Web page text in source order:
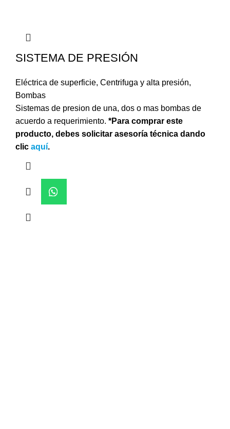
SISTEMA DE PRESIÓN
Eléctrica de superficie, Centrifuga y alta presión,
Bombas
Sistemas de presion de una, dos o mas bombas de
acuerdo a requerimiento. *Para comprar este
producto, debes solicitar asesoría técnica dando
clic aquí.